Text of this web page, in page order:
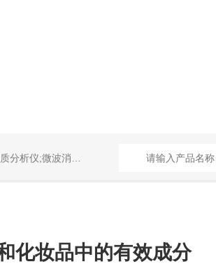
风柜;化学安全柜;AAICPICP-MSUV-VISHPLC耗材和配件
化妆品中的有效成分